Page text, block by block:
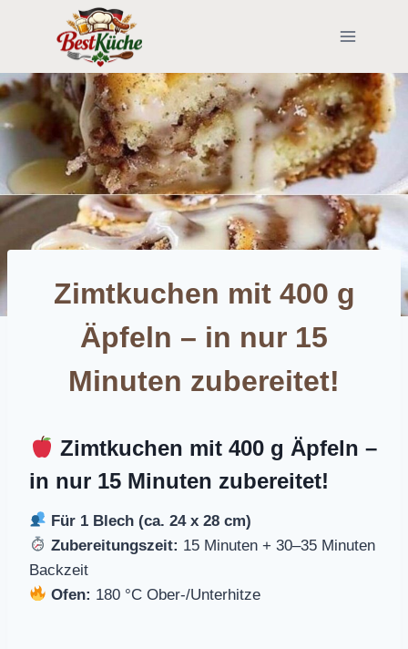
Zimtkuchen mit 400 g
Äpfeln – in nur 15
Minuten zubereitet!
Zimtkuchen mit 400 g Äpfeln –
in nur 15 Minuten zubereitet!
Für 1 Blech (ca. 24 x 28 cm)
Zubereitungszeit: 15 Minuten + 30–35 Minuten
Backzeit
Ofen: 180 °C Ober-/Unterhitze